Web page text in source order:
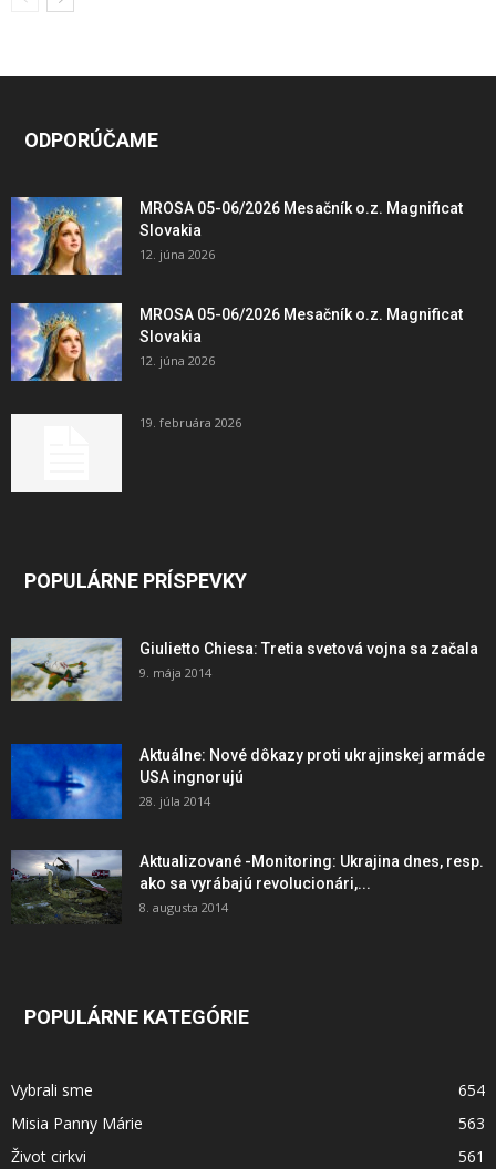
ODPORÚČAME
MROSA 05-06/2026 Mesačník o.z. Magnificat
Slovakia
12. júna 2026
MROSA 05-06/2026 Mesačník o.z. Magnificat
Slovakia
12. júna 2026
19. februára 2026
POPULÁRNE PRÍSPEVKY
Giulietto Chiesa: Tretia svetová vojna sa začala
9. mája 2014
Aktuálne: Nové dôkazy proti ukrajinskej armáde
USA ingnorujú
28. júla 2014
Aktualizované -Monitoring: Ukrajina dnes, resp.
ako sa vyrábajú revolucionári,...
8. augusta 2014
POPULÁRNE KATEGÓRIE
Vybrali sme
654
Misia Panny Márie
563
Život cirkvi
561